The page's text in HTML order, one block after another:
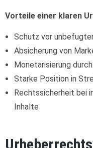
Vorteile einer klaren
Schutz vor
Absicherung von
Monetarisierung
Starke Position in
Rechtssicherheit bei
Inhalte